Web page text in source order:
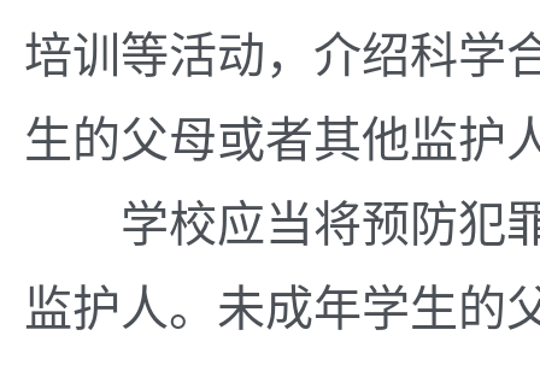
培训等活动，介绍科学
生的父母或者其他监护
学校应当将预防犯罪
监护人。未成年学生的